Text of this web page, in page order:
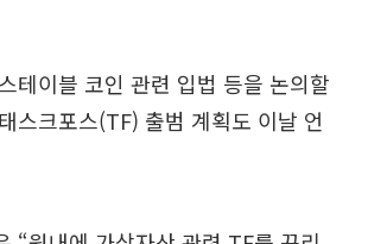
테이블 코인 관련 입법 등을 논의할
스크포스(TF) 출범 계획도 이날 언